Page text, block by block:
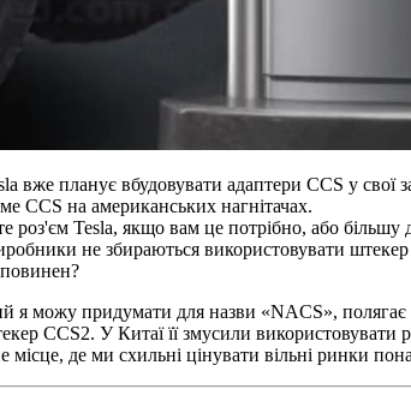
планує вбудовувати адаптери CCS у свої
CCS на американських нагнітачах.
роз'єм Tesla, якщо вам це потрібно, або
не збираються використовувати
я можу придумати для назви «NACS»,
CCS2. У Китаї її змусили
де ми схильні цінувати вільні ринки